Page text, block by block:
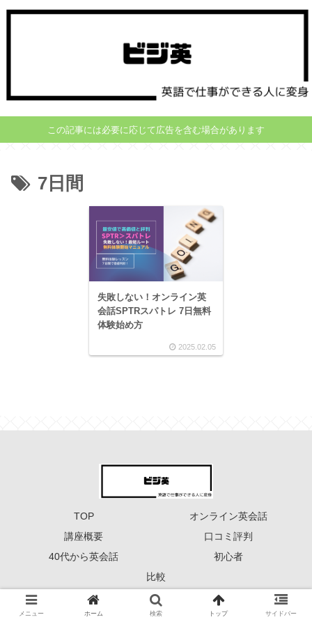
この記事には必要に応じて広告を含む場合があります
7日間
失敗しない！オンライン英
会話SPTRスパトレ 7日無料
体験始め方
2025.02.05
TOP
オンライン英会話
講座概要
口コミ評判
40代から英会話
初心者
比較
Copyright © 2023 ーーー ビジ英 ーーー All Rights Reserved.
メニュー ホーム 検索 トップ サイドバー